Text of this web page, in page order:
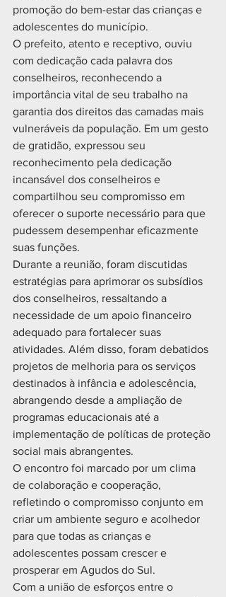
promoção do bem-estar das crianças e
adolescentes do município.
O prefeito, atento e receptivo, ouviu
com dedicação cada palavra dos
conselheiros, reconhecendo a
importância vital de seu trabalho na
garantia dos direitos das camadas mais
vulneráveis da população. Em um gesto
de gratidão, expressou seu
reconhecimento pela dedicação
incansável dos conselheiros e
compartilhou seu compromisso em
oferecer o suporte necessário para que
pudessem desempenhar eficazmente
suas funções.
Durante a reunião, foram discutidas
estratégias para aprimorar os subsídios
dos conselheiros, ressaltando a
necessidade de um apoio financeiro
adequado para fortalecer suas
atividades. Além disso, foram debatidos
projetos de melhoria para os serviços
destinados à infância e adolescência,
abrangendo desde a ampliação de
programas educacionais até a
implementação de políticas de proteção
social mais abrangentes.
O encontro foi marcado por um clima
de colaboração e cooperação,
refletindo o compromisso conjunto em
criar um ambiente seguro e acolhedor
para que todas as crianças e
adolescentes possam crescer e
prosperar em Agudos do Sul.
Com a união de esforços entre o